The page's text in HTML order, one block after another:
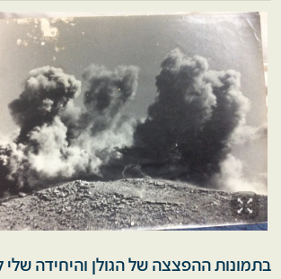
בתמונות ההפצצה של הגולן והיחידה שלי